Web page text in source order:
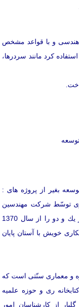
هندسی و با قواعد مشخص
كرد مانند سردرها،
بغیر از پروژه های :
ری توسّط شركت مهندسین
مشاور آیه انجام گردید . این شركت طراحی فاز یك و دو را از سال 1370
نقشه ها در سال 1374 به همكاری خویش با آستان پایان
و معماری سنّتی است كه
ری و حوزه علمیه
از كارشناسان امور